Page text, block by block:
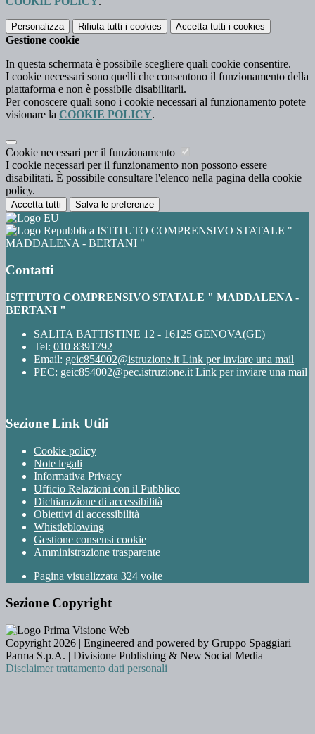
Personalizza Rifiuta tutti i cookies Accetta tutti i cookies
Gestione cookie
In questa schermata è possibile scegliere quali cookie consentire.
I cookie necessari sono quelli che consentono il funzionamento della
piattaforma e non è possibile disabilitarli.
Per conoscere quali sono i cookie necessari al funzionamento potete
visionare la COOKIE POLICY.
Cookie necessari per il funzionamento
I cookie necessari per il funzionamento non possono essere
disabilitati. È possibile consultare l'elenco nella pagina della cookie
policy.
Accetta tutti Salva le preferenze
ISTITUTO COMPRENSIVO STATALE "
MADDALENA - BERTANI "
Contatti
ISTITUTO COMPRENSIVO STATALE " MADDALENA -
BERTANI "
SALITA BATTISTINE 12 - 16125 GENOVA(GE)
Tel: 010 8391792
Email: geic854002@istruzione.it Link per inviare una mail
PEC: geic854002@pec.istruzione.it Link per inviare una mail
Sezione Link Utili
Cookie policy
Note legali
Informativa Privacy
Ufficio Relazioni con il Pubblico
Dichiarazione di accessibilità
Obiettivi di accessibilità
Whistleblowing
Gestione consensi cookie
Amministrazione trasparente
Pagina visualizzata 324 volte
Sezione Copyright
Copyright 2026 | Engineered and powered by Gruppo Spaggiari
Parma S.p.A. | Divisione Publishing & New Social Media
Disclaimer trattamento dati personali